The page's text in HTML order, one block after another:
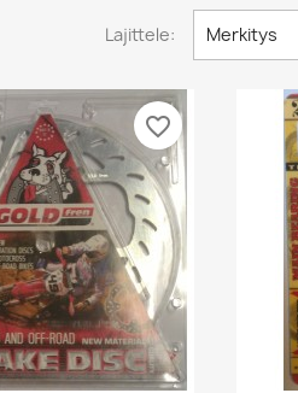
Lajittele: Merkitys
favorite_border